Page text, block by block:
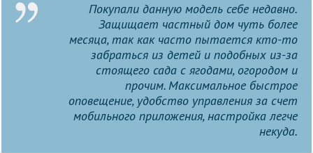
Покупали данную модель себе недавно.
Защищает частный дом чуть более
месяца, так как часто пытается кто-то
забраться из детей и подобных из-за
стоящего сада с ягодами, огородом и
прочим. Максимальное быстрое
оповещение, удобство управления за счет
мобильного приложения, настройка легче
некуда.